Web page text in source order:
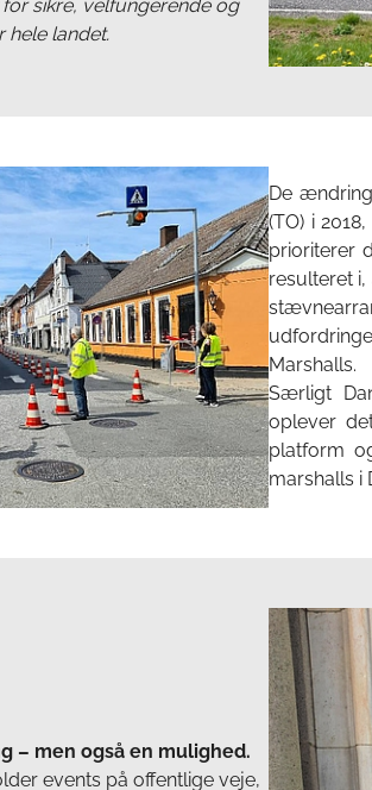
sikre, velfungerende og
landet.
De
(TO) i
prioriterer
resulteret
Marshalls.
Særligt
oplever
platform
marshalls i
– men også en mulighed.
events på offentlige veje,